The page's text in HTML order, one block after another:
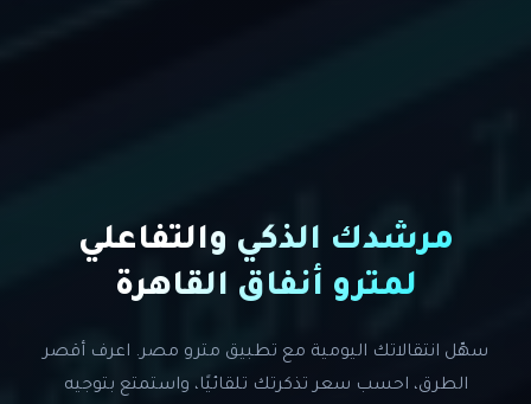
مرشدك الذكي والتفاعلي
لمترو أنفاق القاهرة
سهّل انتقالاتك اليومية مع تطبيق مترو مصر. اعرف أقصر
الطرق، احسب سعر تذكرتك تلقائيًا، واستمتع بتوجيه